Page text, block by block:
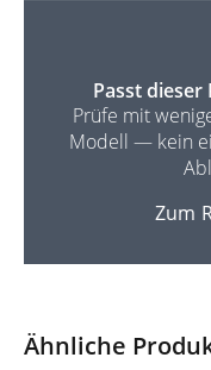
Passt dieser
Prüfe mit
Modell — kein
Zum
Ähnliche